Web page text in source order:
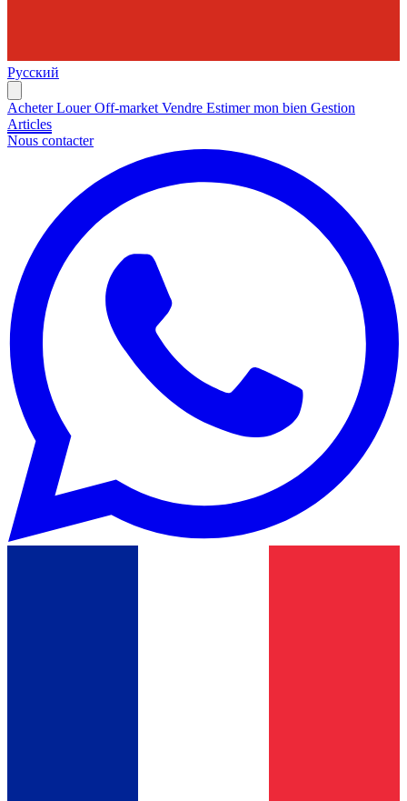
Русский
AcheterLouerOff-market Vendre Estimer mon bien Gestion
Articles
Nous contacter